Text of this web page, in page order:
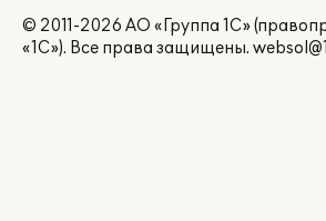
© 2011-2026 АО «Группа 1С»
«1С»). Все права защищены.